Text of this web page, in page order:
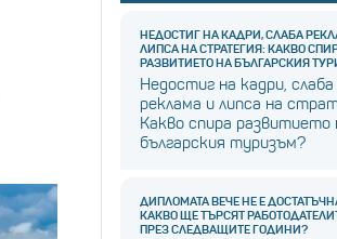
НЕДОСТИГ НА КАДРИ, СЛАБА
ЛИПСА НА СТРАТЕГИЯ: КАКВО
РАЗВИТИЕТО НА БЪЛГАРСКИЯ
Недостиг на кадри, слаба
реклама и липса на
Какво спира развитието
българския туризъм?
ДИПЛОМАТА ВЕЧЕ НЕ Е
КАКВО ЩЕ ТЪРСЯТ
ПРЕЗ СЛЕДВАЩИТЕ ГОДИНИ?